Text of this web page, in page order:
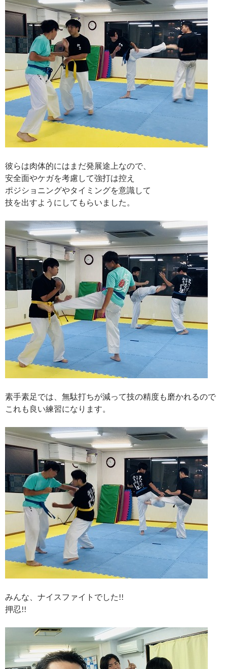
彼らは肉体的にはまだ発展途上なので、
安全面やケガを考慮して強打は控え
ポジショニングやタイミングを意識して
技を出すようにしてもらいました。
素手素足では、無駄打ちが減って技の精度も磨かれるので
これも良い練習になります。
みんな、ナイスファイトでした!!
押忍!!